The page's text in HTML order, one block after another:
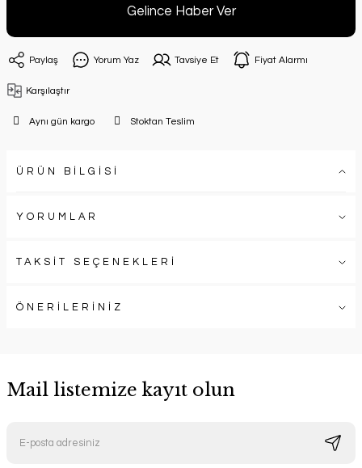
Gelince Haber Ver
Paylaş Yorum Yaz Tavsiye Et Fiyat Alarmı
Karşılaştır
Aynı gün kargo Stoktan Teslim
ÜRÜN BİLGİSİ
YORUMLAR
TAKSİT SEÇENEKLERİ
ÖNERİLERİNİZ
Mail listemize kayıt olun